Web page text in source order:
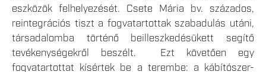
eszközök felhelyezését. Csete Mária bv. százados,
reintegrációs tiszt a fogvatartottak szabadulás utáni,
társadalomba történő beilleszkedésükett segítő
tevékenységekről beszélt. Ezt követően egy
fogvatartottat kísértek be a terembe: a kábítószer-